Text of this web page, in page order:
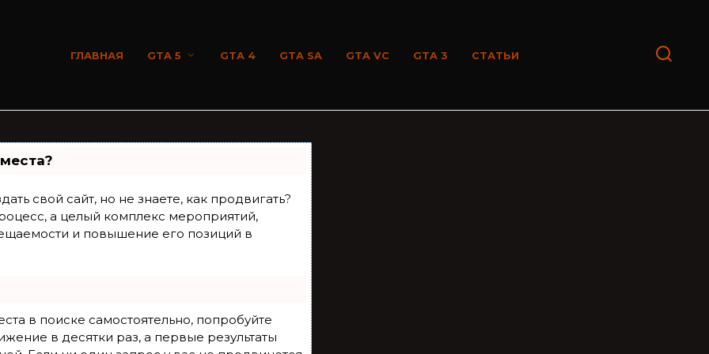
ГЛАВНАЯ GTA 5 GTA 4 GTA SA GTA VC GTA 3 СТАТЬИ
свой сайт, но не знаете, как продвигать?
а целый комплекс мероприятий,
и повышение его позиций в
в поиске самостоятельно, попробуйте
в десятки раз, а первые результаты